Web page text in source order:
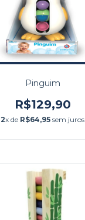
Pinguim
R$129,90
2x de R$64,95 sem juros